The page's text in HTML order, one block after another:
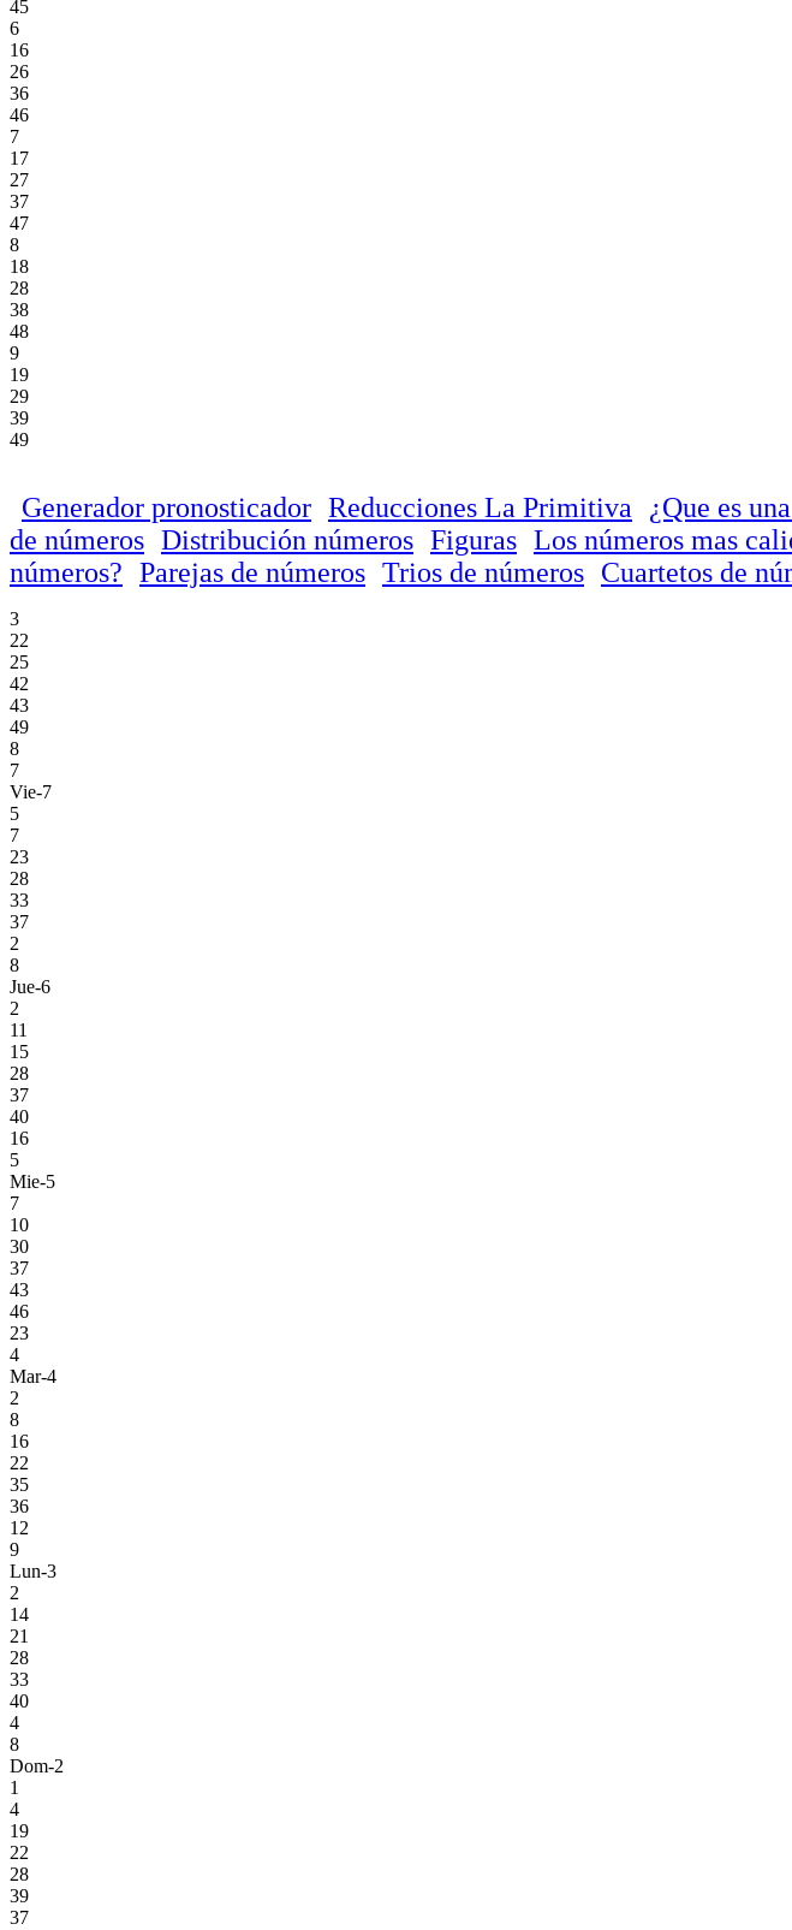
45
6
16
26
36
46
7
17
27
37
47
8
18
28
38
48
9
19
29
39
49
Generador pronosticador Reducciones La Primitiva ¿Que es
de números Distribución números Figuras Los números mas
números? Parejas de números Trios de números Cuartetos de
3
22
25
42
43
49
8
7
Vie-7
5
7
23
28
33
37
2
8
Jue-6
2
11
15
28
37
40
16
5
Mie-5
7
10
30
37
43
46
23
4
Mar-4
2
8
16
22
35
36
12
9
Lun-3
2
14
21
28
33
40
4
8
Dom-2
1
4
19
22
28
39
37